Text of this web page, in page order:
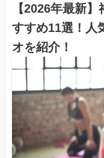
【2026年最新
すすめ11選！人
オを紹介！